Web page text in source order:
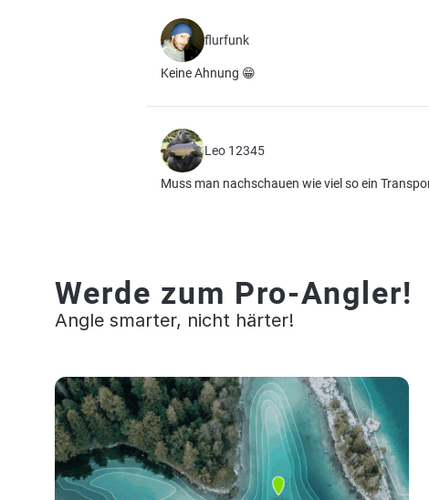
flurfunk
Keine Ahnung 😁
Leo 12345
Muss man nachschauen wie viel so ein
Werde zum Pro-Angler!
Angle smarter, nicht härter!